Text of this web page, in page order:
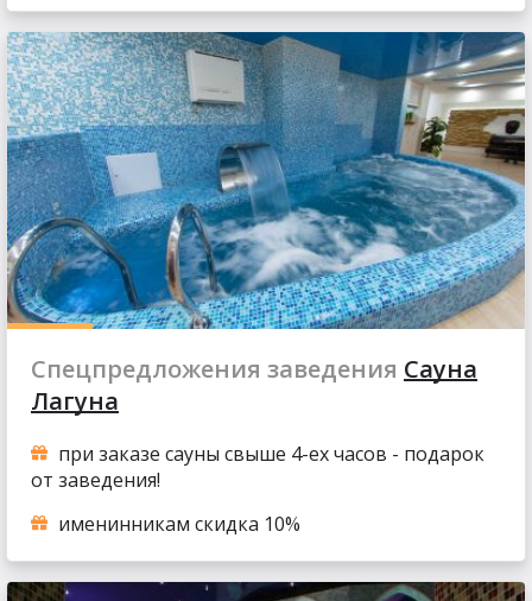
Спецпредложения заведения Сауна
Лагуна
при заказе сауны свыше 4-ех часов - подарок
от заведения!
именинникам скидка 10%